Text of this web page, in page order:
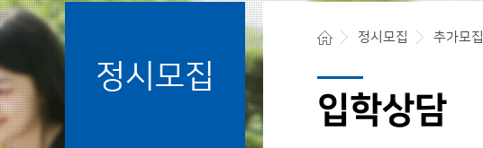
학생중심 글로벌대학
청주대학교 입학처
정시모집
정시모집 추가모집
입학상담